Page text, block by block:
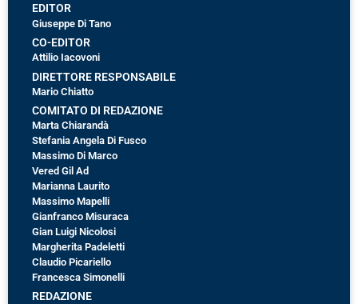
EDITOR
Giuseppe Di Tano
CO-EDITOR
Attilio Iacovoni
DIRETTORE RESPONSABILE
Mario Chiatto
COMITATO DI REDAZIONE
Marta Chiarandà
Stefania Angela Di Fusco
Massimo Di Marco
Vered Gil Ad
Marianna Laurito
Massimo Mapelli
Gianfranco Misuraca
Gian Luigi Nicolosi
Margherita Padeletti
Claudio Picariello
Francesca Simonelli
REDAZIONE